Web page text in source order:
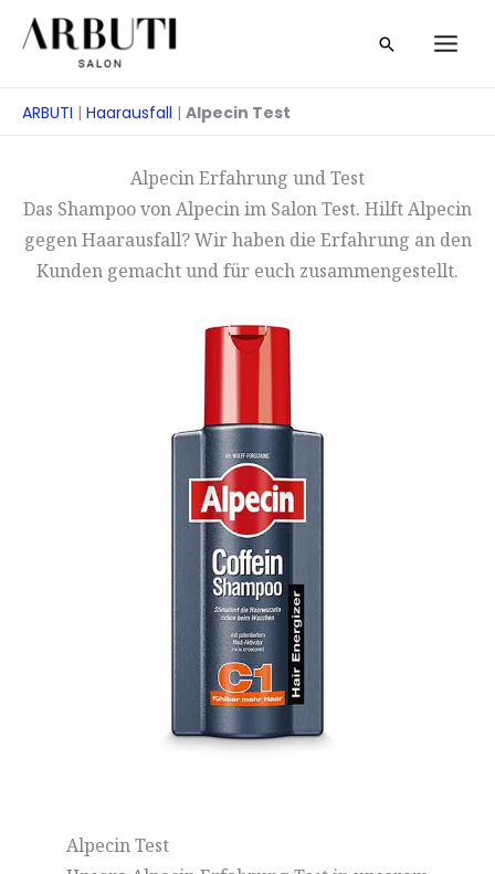
Zum
Inhalt
Suche
ARBUTI | Haarausfall | Alpecin Test
Alpecin Erfahrung und Test
Das Shampoo von Alpecin im Salon Test. Hilft Alpecin
gegen Haarausfall? Wir haben die Erfahrung an den
Kunden gemacht und für euch zusammengestellt.
Alpecin Test